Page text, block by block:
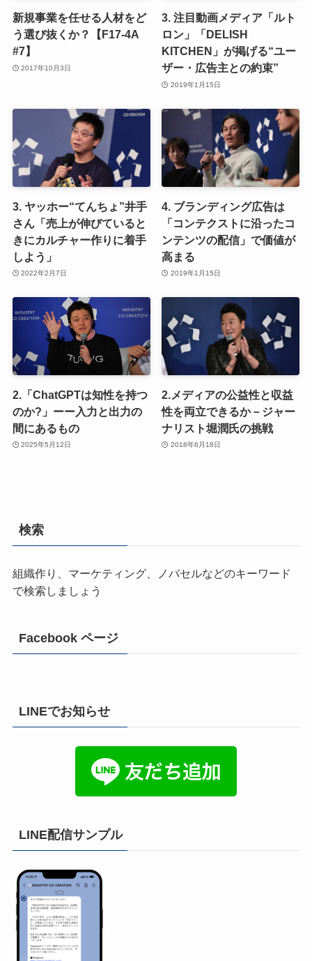
新規事業を任せる人材をど
う選び抜くか？【F17-4A
#7】
2017年10月3日
3. 注目動画メディア「ルト
ロン」「DELISH
KITCHEN」が掲げる“ユー
ザー・広告主との約束”
2019年1月15日
3. ヤッホー“てんちょ”井手
さん「売上が伸びていると
きにカルチャー作りに着手
しよう」
2022年2月7日
4. ブランディング広告は
「コンテクストに沿ったコ
ンテンツの配信」で価値が
高まる
2019年1月15日
2.「ChatGPTは知性を持つ
のか?」ーー入力と出力の
間にあるもの
2025年5月12日
2.メディアの公益性と収益
性を両立できるか－ジャー
ナリスト堀潤氏の挑戦
2018年6月18日
検索
組織作り、マーケティング、ノバセルなどのキーワード
で検索しましょう
Facebook ページ
LINEでお知らせ
LINE配信サンプル